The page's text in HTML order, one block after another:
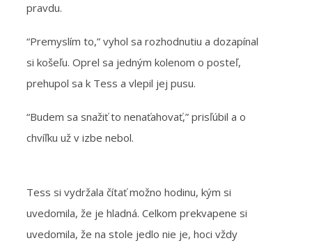
pravdu.
“Premyslím to,” vyhol sa rozhodnutiu a dozapínal
si košeľu. Oprel sa jedným kolenom o posteľ,
prehupol sa k Tess a vlepil jej pusu.
“Budem sa snažiť to nenaťahovať,” prisľúbil a o
chvíľku už v izbe nebol.
Tess si vydržala čítať možno hodinu, kým si
uvedomila, že je hladná. Celkom prekvapene si
uvedomila, že na stole jedlo nie je, hoci vždy